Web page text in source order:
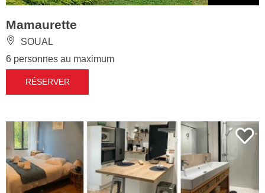
Mamaurette
SOUAL
6 personnes au maximum
RÉSERVER